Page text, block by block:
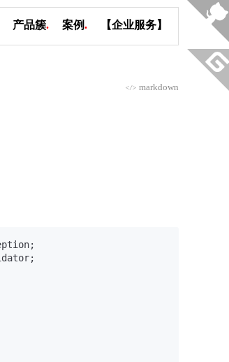
产品簇. 案例. 【企业服务】
</> markdown